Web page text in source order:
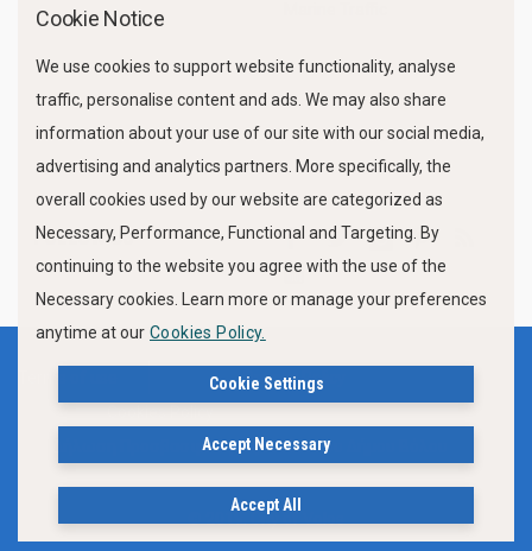
FOLLOW US
© 2019, City of Volos
Privacy Policy
Δήλωση Προσβασιμότητας Ιστότοπου Δήμου Βόλου
Cookie Notice
We use cookies to support website functionality, analyse
traffic, personalise content and ads. We may also share
information about your use of our site with our social media,
advertising and analytics partners. More specifically, the
overall cookies used by our website are categorized as
Necessary, Performance, Functional and Targeting. By
continuing to the website you agree with the use of the
Necessary cookies. Learn more or manage your preferences
anytime at our Cookies Policy.
Cookie Settings
Accept Necessary
Accept All